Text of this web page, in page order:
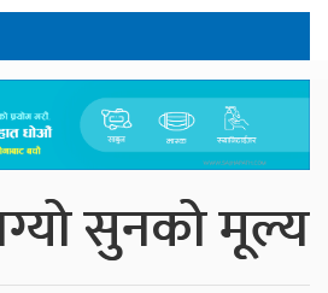
सुनको मूल्य